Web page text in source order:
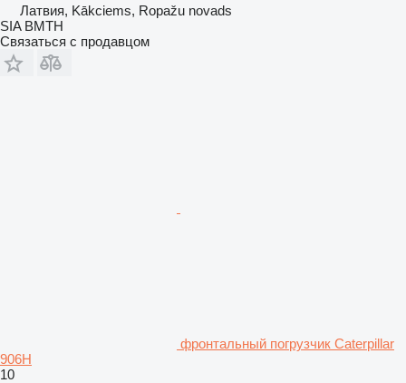
Латвия, Kākciems, Ropažu novads
SIA BMTH
Связаться с продавцом
фронтальный погрузчик Caterpillar
906H
10